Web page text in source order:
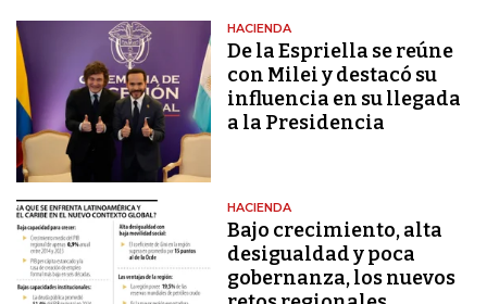
HACIENDA
De la Espriella se reúne
con Milei y destacó su
influencia en su llegada
a la Presidencia
HACIENDA
Bajo crecimiento, alta
desigualdad y poca
gobernanza, los nuevos